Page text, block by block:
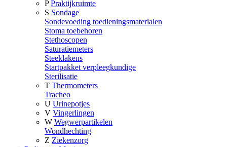
P Praktijkruimte
S Sondage
Sondevoeding toedieningsmaterialen
Stoma toebehoren
Stethoscopen
Saturatiemeters
Steeklakens
Startpakket verpleegkundige
Sterilisatie
T Thermometers
Tracheo
U Urinepotjes
V Vingerlingen
W Wegwerpartikelen
Wondhechting
Z Ziekenzorg